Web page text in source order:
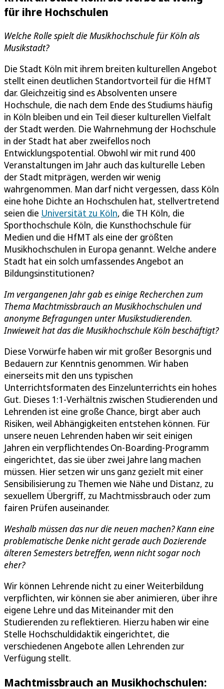
für ihre Hochschulen
Welche Rolle spielt die Musikhochschule für Köln als
Musikstadt?
Die Stadt Köln mit ihrem breiten kulturellen Angebot
stellt einen deutlichen Standortvorteil für die HfMT
dar. Gleichzeitig sind es Absolventen unsere
Hochschule, die nach dem Ende des Studiums häufig
in Köln bleiben und ein Teil dieser kulturellen Vielfalt
der Stadt werden. Die Wahrnehmung der Hochschule
in der Stadt hat aber zweifellos noch
Entwicklungspotential. Obwohl wir mit rund 400
Veranstaltungen im Jahr auch das kulturelle Leben
der Stadt mitprägen, werden wir wenig
wahrgenommen. Man darf nicht vergessen, dass Köln
eine hohe Dichte an Hochschulen hat, stellvertretend
seien die Universität zu Köln, die TH Köln, die
Sporthochschule Köln, die Kunsthochschule für
Medien und die HfMT als eine der größten
Musikhochschulen in Europa genannt. Welche andere
Stadt hat ein solch umfassendes Angebot an
Bildungsinstitutionen?
Im vergangenen Jahr gab es einige Recherchen zum
Thema Machtmissbrauch an Musikhochschulen und
anonyme Befragungen unter Musikstudierenden.
Inwieweit hat das die Musikhochschule Köln beschäftigt?
Diese Vorwürfe haben wir mit großer Besorgnis und
Bedauern zur Kenntnis genommen. Wir haben
einerseits mit den uns typischen
Unterrichtsformaten des Einzelunterrichts ein hohes
Gut. Dieses 1:1-Verhältnis zwischen Studierenden und
Lehrenden ist eine große Chance, birgt aber auch
Risiken, weil Abhängigkeiten entstehen können. Für
unsere neuen Lehrenden haben wir seit einigen
Jahren ein verpflichtendes On-Boarding-Programm
eingerichtet, das sie über zwei Jahre lang machen
müssen. Hier setzen wir uns ganz gezielt mit einer
Sensibilisierung zu Themen wie Nähe und Distanz, zu
sexuellem Übergriff, zu Machtmissbrauch oder zum
fairen Prüfen auseinander.
Weshalb müssen das nur die neuen machen? Kann eine
problematische Denke nicht gerade auch Dozierende
älteren Semesters betreffen, wenn nicht sogar noch
eher?
Wir können Lehrende nicht zu einer Weiterbildung
verpflichten, wir können sie aber animieren, über ihre
eigene Lehre und das Miteinander mit den
Studierenden zu reflektieren. Hierzu haben wir eine
Stelle Hochschuldidaktik eingerichtet, die
verschiedenen Angebote allen Lehrenden zur
Verfügung stellt.
Machtmissbrauch an Musikhochschulen: